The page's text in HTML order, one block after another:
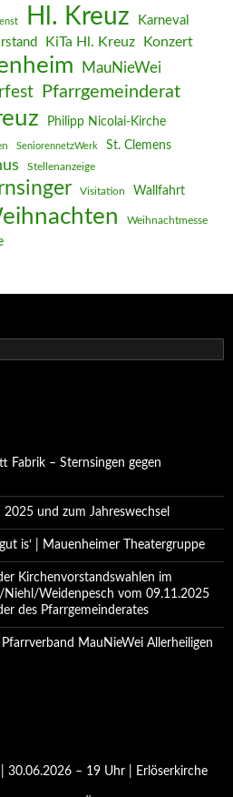
Hl. Kreuz Karneval
KiTa Hl. Kreuz Konzert
MauNieWei
Pfarrgemeinderat
Philipp Nicolai-Kirche
SeniorennetzWerk St. Clemens
Stellenanzeige
Visitation Wallfahrt
Weihnachtmesse
Fabrik – Sternsingen gegen
und zum Jahreswechsel
is‘ | Mauenheimer Theatergruppe
Kirchenvorstandswahlen im
Niehl/Weidenpesch vom 09.11.2025
des Pfarrgemeinderates
MauNieWei Allerheiligen
30.06.2026 – 19 Uhr | Erlöserkirche